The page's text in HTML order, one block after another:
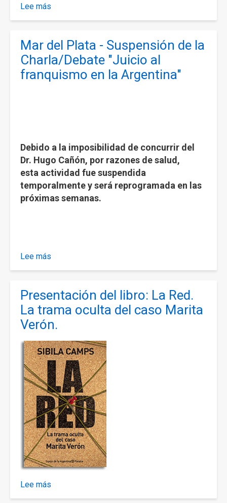
Lee más
Homenaje
la
APDH
Mar del Plata - Suspensión de la
Charla/Debate "Juicio al
franquismo en la Argentina"
Debido a la imposibilidad de concurrir del
Dr. Hugo Cañón, por razones de salud,
esta actividad fue suspendida
temporalmente y será reprogramada en las
próximas semanas.
Lee más
Mar
Plata
Suspensión
de
la
Charla/Debate
"Juicio
al
franquismo
en
la
Argentina"
Presentación del libro: La Red.
La trama oculta del caso Marita
Verón.
Lee más
Presentación